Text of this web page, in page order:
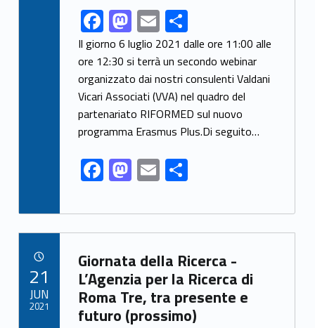
Link identifier share facebook archive #share-link-archive-98045F
ac
e
b
o
o
k
M
as
to
d
o
n
E
m
ai
l
S
h
ar
e
Il giorno 6 luglio 2021 dalle ore 11:00 alle
ore 12:30 si terrà un secondo webinar
organizzato dai nostri consulenti Valdani
Vicari Associati (VVA) nel quadro del
partenariato RIFORMED sul nuovo
programma Erasmus Plus.Di seguito…
F
ac
e
b
o
o
k
M
as
to
d
o
n
E
m
ai
l
S
ar
e
Link identifier archive #link-archive-5585
Giornata della Ricerca -
L’Agenzia per la Ricerca di
Roma Tre, tra presente e
futuro (prossimo)
21
JUN
2021